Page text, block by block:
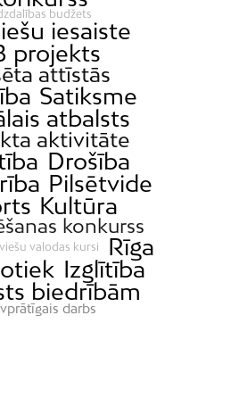
budžets
iesaiste
projekts
attīstās
Satiksme
atbalsts
aktivitāte
Drošība
Pilsētvide
Kultūra
konkurss
valodas kursi
Rīga
Izglītība
biedrībām
darbs